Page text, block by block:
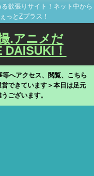
欲張りサイト！ネット中から
っとZプラス！
.アニメだ
！
へアクセス、閲覧、こちら
できています＞本日は足元
ございます。